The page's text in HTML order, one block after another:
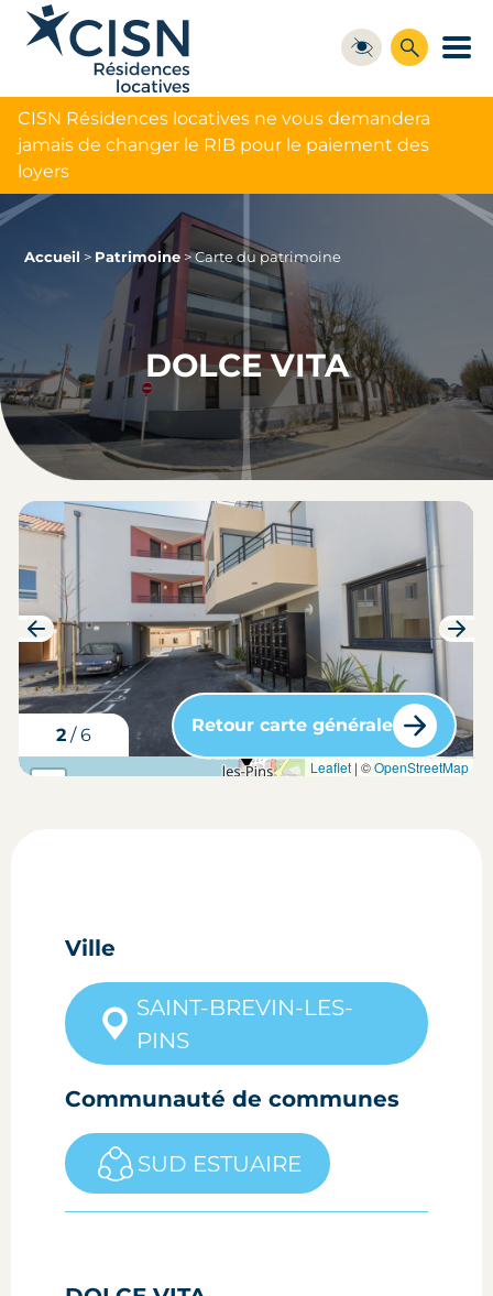
CISN Résidences locatives ne vous demandera
jamais de changer le RIB pour le paiement des
loyers
Accueil > Patrimoine >Carte du patrimoine
DOLCE VITA
3 /6
carte situation du bien Leaflet| ©OpenStreetMap
Retour carte générale
Ville
SAINT-BREVIN-LES-
PINS
Communauté de communes
SUD ESTUAIRE